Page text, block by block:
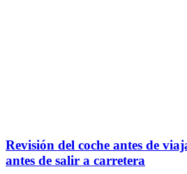
Revisión del coche antes de
antes de salir a carretera